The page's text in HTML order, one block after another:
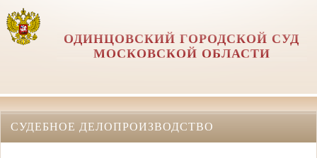
ОДИНЦОВСКИЙ ГОРОДСКОЙ СУД
МОСКОВСКОЙ ОБЛАСТИ
СУДЕБНОЕ ДЕЛОПРОИЗВОДСТВО